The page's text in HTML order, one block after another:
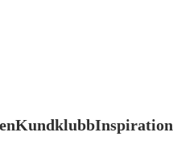
KundklubbInspiration